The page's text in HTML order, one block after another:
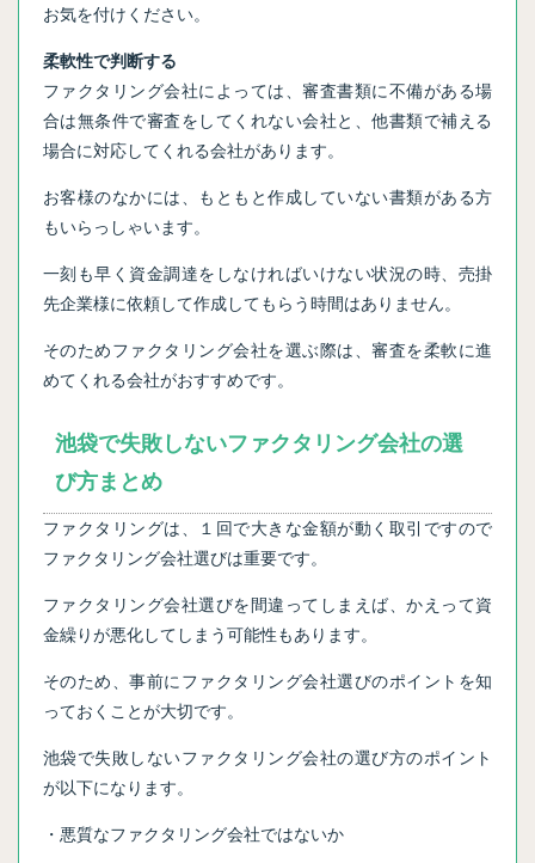
お気を付けください。
柔軟性で判断する
ファクタリング会社によっては、審査書類に不備がある場
合は無条件で審査をしてくれない会社と、他書類で補える
場合に対応してくれる会社があります。
お客様のなかには、もともと作成していない書類がある方
もいらっしゃいます。
一刻も早く資金調達をしなければいけない状況の時、売掛
先企業様に依頼して作成してもらう時間はありません。
そのためファクタリング会社を選ぶ際は、審査を柔軟に進
めてくれる会社がおすすめです。
池袋で失敗しないファクタリング会社の選
び方まとめ
ファクタリングは、１回で大きな金額が動く取引ですので
ファクタリング会社選びは重要です。
ファクタリング会社選びを間違ってしまえば、かえって資
金繰りが悪化してしまう可能性もあります。
そのため、事前にファクタリング会社選びのポイントを知
っておくことが大切です。
池袋で失敗しないファクタリング会社の選び方のポイント
が以下になります。
・悪質なファクタリング会社ではないか